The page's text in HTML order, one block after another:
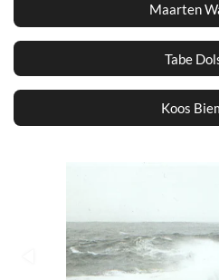
Maarten
Tabe
Koos